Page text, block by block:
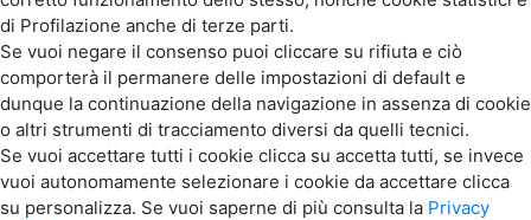
di Profilazione anche di terze parti.
Se vuoi negare il consenso puoi cliccare su rifiuta e ciò
comporterà il permanere delle impostazioni di default e
dunque la continuazione della navigazione in assenza di cookie
o altri strumenti di tracciamento diversi da quelli tecnici.
Se vuoi accettare tutti i cookie clicca su accetta tutti, se invece
vuoi autonomamente selezionare i cookie da accettare clicca
su personalizza. Se vuoi saperne di più consulta la Privacy